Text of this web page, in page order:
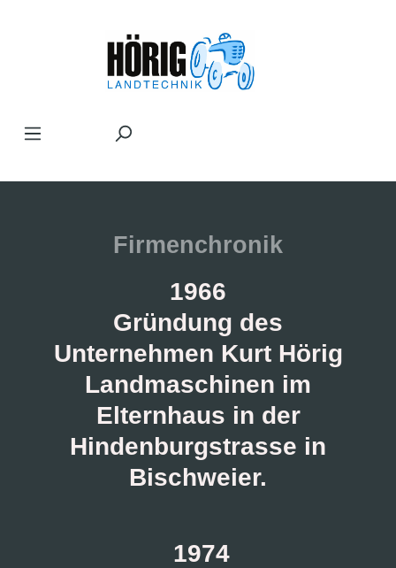
Firmenchronik
1966
Gründung des
Unternehmen Kurt Hörig
Landmaschinen im
Elternhaus in der
Hindenburgstrasse in
Bischweier.
1974